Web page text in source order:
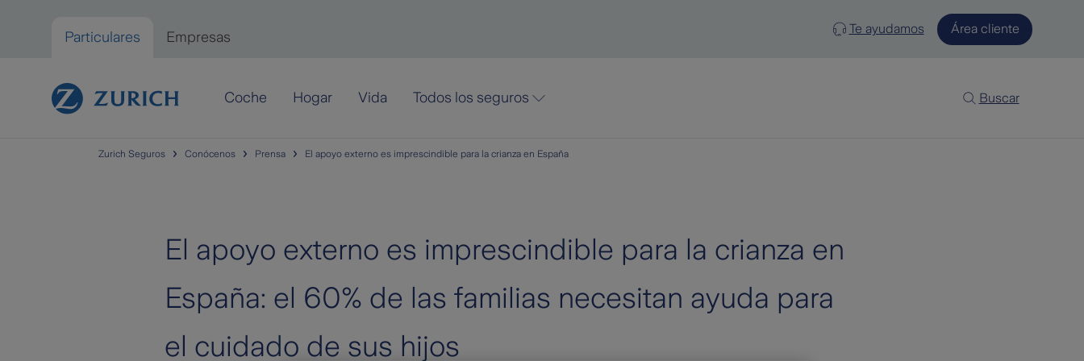
Particulares Empresas
Te ayudamos Área cliente
Coche Hogar Vida Todos los seguros Buscar
Zurich Seguros Conócenos Prensa El apoyo externo es imprescindible para la crianza en España
El apoyo externo es imprescindible para la crianza en
España: el 60% de las familias necesitan ayuda para
el cuidado de sus hijos